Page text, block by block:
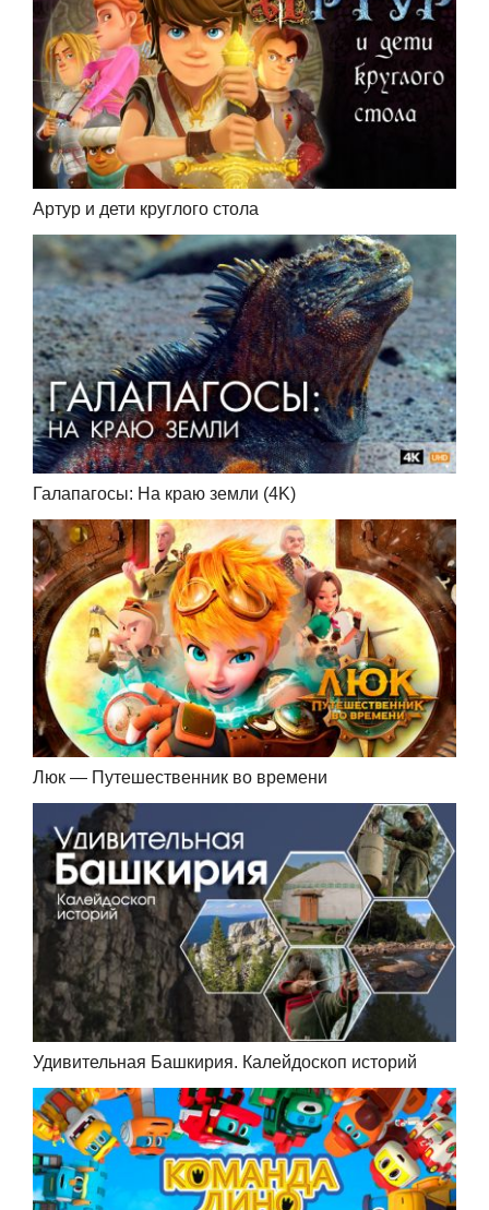
Артур и дети круглого стола
Галапагосы: На краю земли (4K)
Люк — Путешественник во времени
Удивительная Башкирия. Калейдоскоп историй